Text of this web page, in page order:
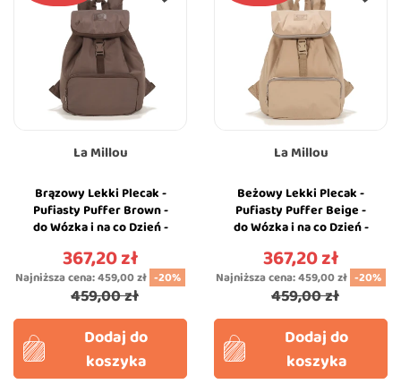
La Millou
Brązowy Lekki Plecak -
Pufiasty Puffer Brown -
do Wózka i na co Dzień -
Cena
367,20 zł
Najniższa cena:459,00 zł -20%
459,00 zł
Dodaj do
koszyka
La Millou
Beżowy Lekki Plecak -
Pufiasty Puffer Beige -
do Wózka i na co Dzień -
Cena
367,20 zł
Najniższa cena:459,00 zł -20%
459,00 zł
Dodaj do
koszyka